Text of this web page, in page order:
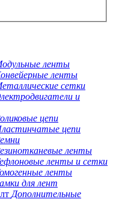
ленты
ленты
сетки
и
цепи
цепи
ленты
ленты и сетки
ленты
для лент
Дополнительные